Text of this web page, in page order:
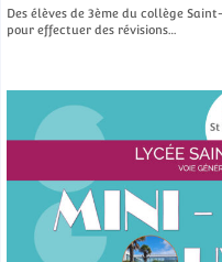
Des élèves de 3ème du collège
pour effectuer des révisions…